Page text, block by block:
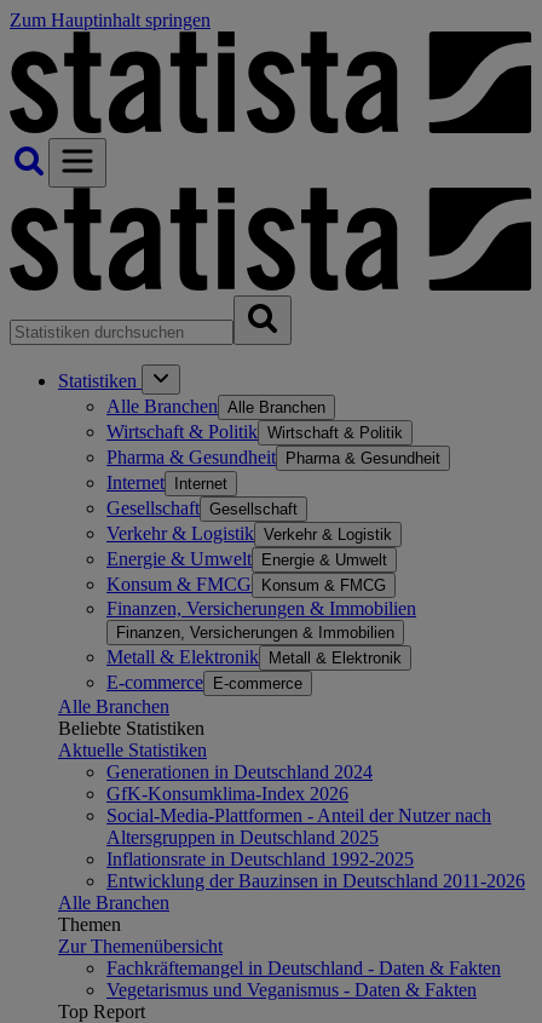
Zum Hauptinhalt springen
Statistiken
Alle Branchen Alle Branchen
Wirtschaft & Politik Wirtschaft & Politik
Pharma & Gesundheit Pharma & Gesundheit
Internet Internet
Gesellschaft Gesellschaft
Verkehr & Logistik Verkehr & Logistik
Energie & Umwelt Energie & Umwelt
Konsum & FMCG Konsum & FMCG
Finanzen, Versicherungen & Immobilien
Finanzen, Versicherungen & Immobilien
Metall & Elektronik Metall & Elektronik
E-commerce E-commerce
Alle Branchen
Beliebte Statistiken
Aktuelle Statistiken
Generationen in Deutschland 2024
GfK-Konsumklima-Index 2026
Social-Media-Plattformen - Anteil der Nutzer nach
Altersgruppen in Deutschland 2025
Inflationsrate in Deutschland 1992-2025
Entwicklung der Bauzinsen in Deutschland 2011-2026
Alle Branchen
Themen
Zur Themenübersicht
Fachkräftemangel in Deutschland - Daten & Fakten
Vegetarismus und Veganismus - Daten & Fakten
Top Report